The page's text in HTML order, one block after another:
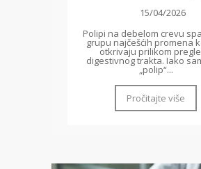
15/04/2026
Polipi na debelom crevu
grupu najčešćih promena
otkrivaju prilikom
digestivnog trakta. Iako
„polip“...
Pročitajte više